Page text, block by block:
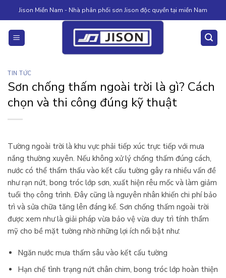
to
content
Jison Miền Nam - Nhà phân phối sơn Jison độc quyền tại miền Nam
TIN TỨC
Sơn chống thấm ngoài trời là gì? Cách
chọn và thi công đúng kỹ thuật
Tường ngoài trời là khu vực phải tiếp xúc trực tiếp với mưa
nắng thường xuyên. Nếu không xử lý chống thấm đúng cách,
nước có thể thẩm thấu vào kết cấu tường gây ra nhiều vấn đề
như rạn nứt, bong tróc lớp sơn, xuất hiện rêu mốc và làm giảm
tuổi thọ công trình. Đây cũng là nguyên nhân khiến chi phí bảo
trì và sửa chữa tăng lên đáng kể. Sơn chống thấm ngoài trời
được xem như là giải pháp vừa bảo vệ vừa duy trì tính thẩm
mỹ cho bề mặt tường nhờ những lợi ích nổi bật như:
Ngăn nước mưa thấm sâu vào kết cấu tường
Hạn chế tình trạng nứt chân chim, bong tróc lớp hoàn thiện